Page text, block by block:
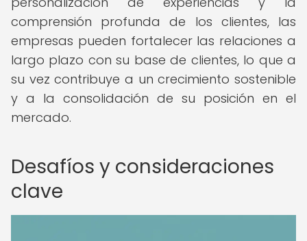
comprensión profunda de los clientes, las
empresas pueden fortalecer las relaciones a
largo plazo con su base de clientes, lo que a
su vez contribuye a un crecimiento sostenible
y a la consolidación de su posición en el
mercado.
Desafíos y consideraciones
clave